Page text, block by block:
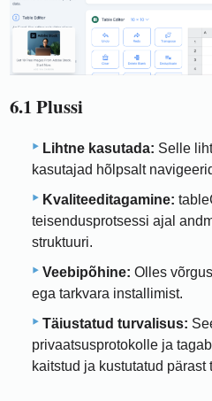
6.1 Plussi
Lihtne kasutada: Selle
kasutajad hõlpsalt
Kvaliteeditagamine:
teisendusprotsessi ajal
struktuuri.
Veebipõhine: Olles
ega tarkvara installimist.
Täiustatud turvalisus:
privaatsusprotokolle ja
kaitstud ja kustutatud